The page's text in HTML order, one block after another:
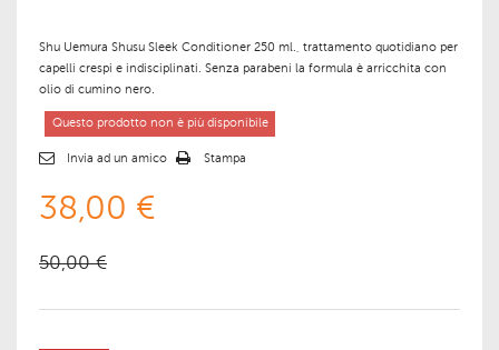
Shu Uemura Shusu Sleek Conditioner 250 ml., trattamento quotidiano per
capelli crespi e indisciplinati. Senza parabeni la formula è arricchita con
olio di cumino nero.
Questo prodotto non è più disponibile
Invia ad un amico Stampa
38,00 €
50,00 €